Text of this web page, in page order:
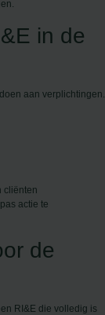
in de
aan verplichtingen.
cliënten
actie te
de
RI&E die volledig is